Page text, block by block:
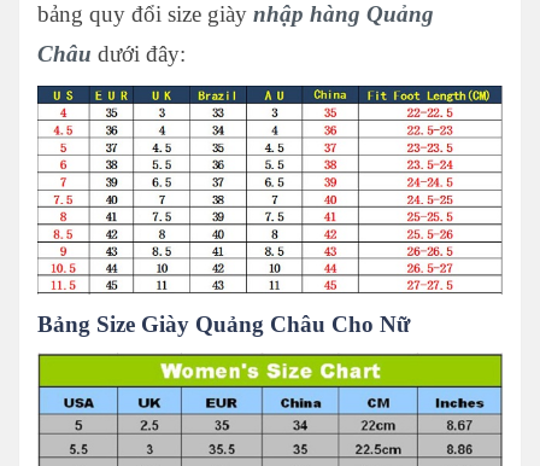
bảng quy đổi size giày nhập hàng Quảng
Châu dưới đây:
Bảng Size Giày Quảng Châu Cho Nữ